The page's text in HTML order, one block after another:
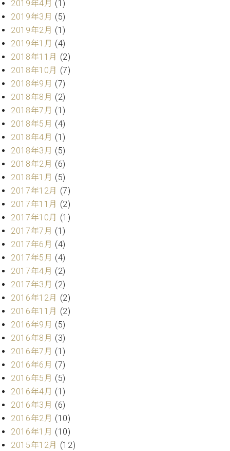
2019年4月 (1)
2019年3月 (5)
2019年2月 (1)
2019年1月 (4)
2018年11月 (2)
2018年10月 (7)
2018年9月 (7)
2018年8月 (2)
2018年7月 (1)
2018年5月 (4)
2018年4月 (1)
2018年3月 (5)
2018年2月 (6)
2018年1月 (5)
2017年12月 (7)
2017年11月 (2)
2017年10月 (1)
2017年7月 (1)
2017年6月 (4)
2017年5月 (4)
2017年4月 (2)
2017年3月 (2)
2016年12月 (2)
2016年11月 (2)
2016年9月 (5)
2016年8月 (3)
2016年7月 (1)
2016年6月 (7)
2016年5月 (5)
2016年4月 (1)
2016年3月 (6)
2016年2月 (10)
2016年1月 (10)
2015年12月 (12)